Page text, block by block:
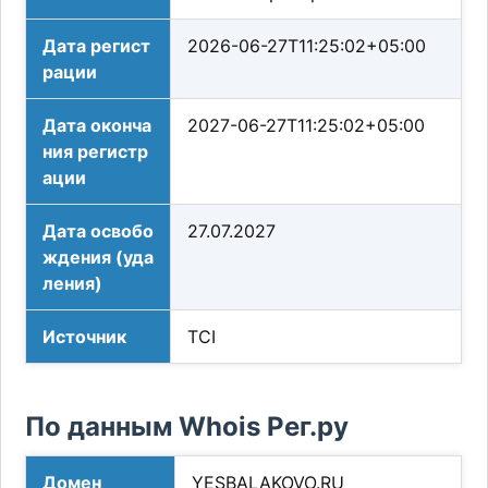
Дата регист
рации
2026-06-27T11:25:02+05:00
Дата оконча
ния регистр
ации
2027-06-27T11:25:02+05:00
Дата освобо
ждения (уда
ления)
27.07.2027
Источник TCI
По данным Whois Рег.ру
Домен YESBALAKOVO.RU